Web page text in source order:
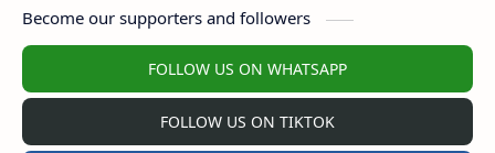
Become our supporters and followers
FOLLOW US ON WHATSAPP
FOLLOW US ON TIKTOK